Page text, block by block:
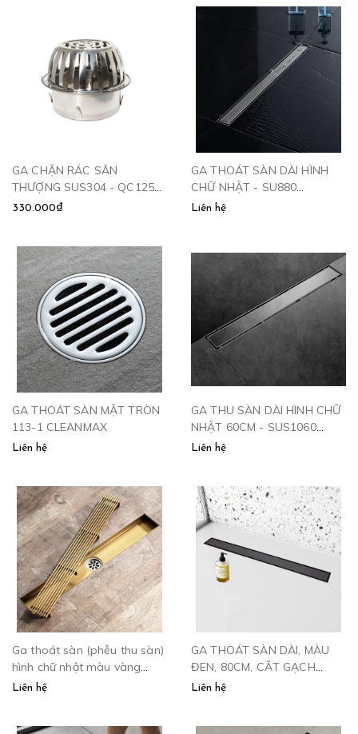
GA CHẶN RÁC SÂN
THƯỢNG SUS304 - QC125
CLEANMAX
330.000₫
GA THOÁT SÀN DÀI HÌNH
CHỮ NHẬT - SU880
CLEANMAX
Liên hệ
GA THOÁT SÀN MẶT TRÒN
113-1 CLEANMAX
Liên hệ
GA THU SÀN DÀI HÌNH CHỮ
NHẬT 60CM - SUS1060
CLEANMAX
Liên hệ
Ga thoát sàn (phễu thu sàn)
hình chữ nhật màu vàng
GAN6010V
Liên hệ
GA THOÁT SÀN DÀI, MÀU
ĐEN, 80CM, CẮT GẠCH
THEO MÀU GẠCH - 1080D
Liên hệ